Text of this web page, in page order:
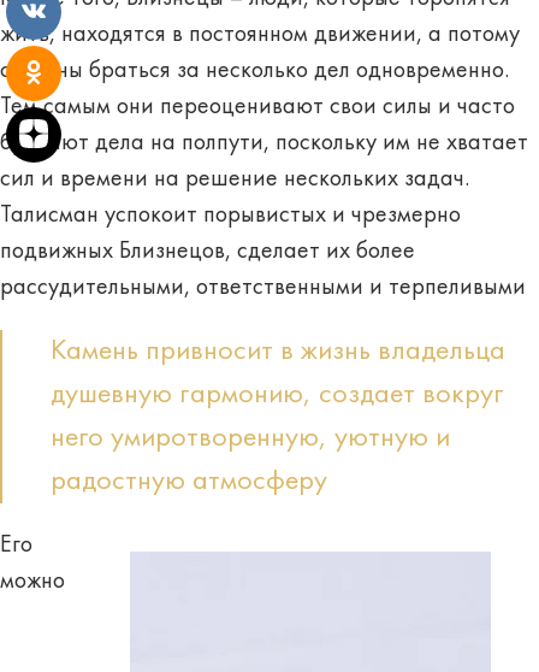
жить, находятся в постоянном движении, а потому
склонны браться за несколько дел одновременно.
Тем самым они переоценивают свои силы и часто
бросают дела на полпути, поскольку им не хватает
сил и времени на решение нескольких задач.
Талисман успокоит порывистых и чрезмерно
подвижных Близнецов, сделает их более
рассудительными, ответственными и терпеливыми
Камень привносит в жизнь владельца
душевную гармонию, создает вокруг
него умиротворенную, уютную и
радостную атмосферу
Его
можно